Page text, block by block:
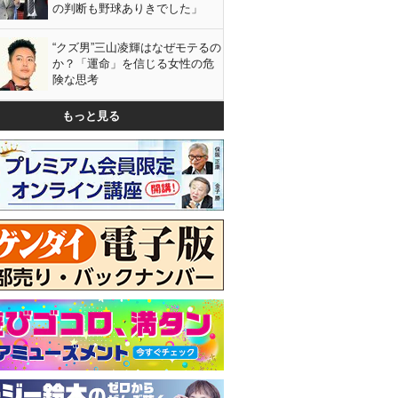
の判断も野球ありきでした」
“クズ男”三山凌輝はなぜモテるの
か？「運命」を信じる女性の危
険な思考
もっと見る